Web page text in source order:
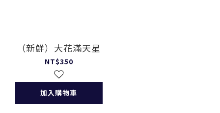
（新鮮）大花滿天星
NT$350
加入購物車